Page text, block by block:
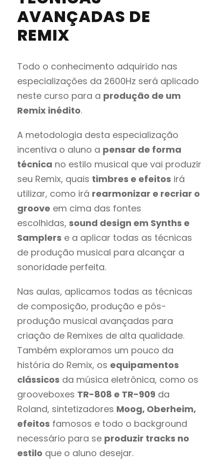
AVANÇADAS DE
REMIX
Todo o conhecimento adquirido nas
especializações da 2600Hz será aplicado
neste curso para a produção de um
Remix inédito.
A metodologia desta especialização
incentiva o aluno a pensar de forma
técnica no estilo musical que vai produzir
seu Remix, quais timbres e efeitos irá
utilizar, como irá rearmonizar e recriar o
groove em cima das fontes
escolhidas, sound design em Synths e
Samplers e a aplicar todas as técnicas
de produção musical para alcançar a
sonoridade perfeita.
Nas aulas, aplicamos todas as técnicas
de composição, produção e pós-
produção musical avançadas para
criação de Remixes de alta qualidade.
Também exploramos um pouco da
história do Remix, os equipamentos
clássicos da música eletrônica, como os
grooveboxes TR-808 e TR-909 da
Roland, sintetizadores Moog, Oberheim,
efeitos famosos e todo o background
necessário para se produzir tracks no
estilo que o aluno desejar.